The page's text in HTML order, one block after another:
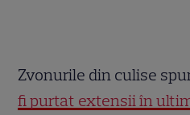
Zvonurile din culise
fi purtat extensii în